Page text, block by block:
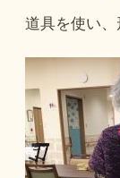
道具を使い